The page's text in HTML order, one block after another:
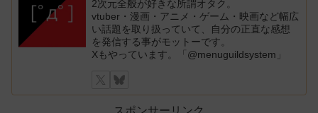
2次元全般が好きな所謂オタク。
vtuber・漫画・アニメ・ゲーム・映画など幅広
い話題を取り扱っていて、自分の正直な感想
を発信する事がモットーです。
Xもやっています。「@menuguildsystem」